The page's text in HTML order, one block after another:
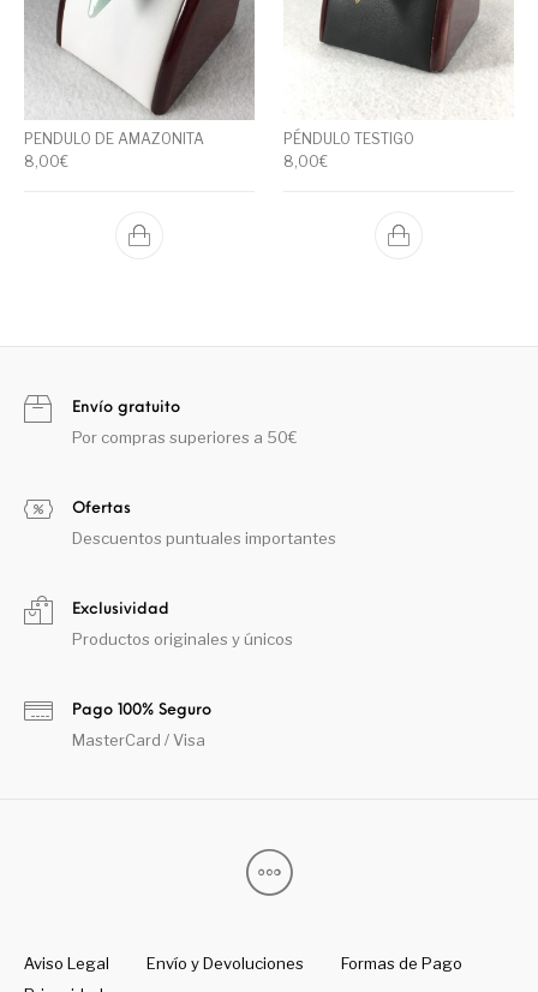
PENDULO DE AMAZONITA
8,00€
PÉNDULO TESTIGO
8,00€
Envío gratuito
Por compras superiores a 50€
Ofertas
Descuentos puntuales importantes
Exclusividad
Productos originales y únicos
Pago 100% Seguro
MasterCard / Visa
Aviso Legal Envío y Devoluciones
Formas de Pago